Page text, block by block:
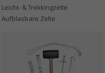
Leicht- & Trekkingzelte
Aufblasbare Zelte